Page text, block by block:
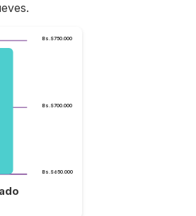
Bs.S650.000
Bs.S700.000
Bs.S750.000